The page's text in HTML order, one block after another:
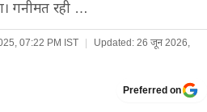
गनीमत रही …
07:22 PM IST Updated: 26 जून 2026,
Preferred on